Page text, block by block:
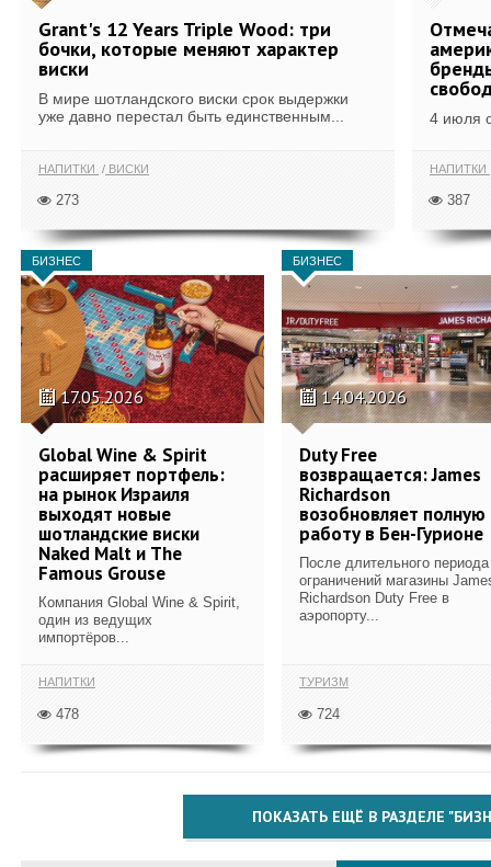
Grant's 12 Years Triple Wood: три
бочки, которые меняют характер
виски
В мире шотландского виски срок выдержки
уже давно перестал быть единственным...
НАПИТКИ ВИСКИ
273
4 июля
НАПИТКИ
387
БИЗНЕС
17.05.2026
Global Wine & Spirit
расширяет портфель:
на рынок Израиля
выходят новые
шотландские виски
Naked Malt и The
Famous Grouse
Компания Global Wine & Spirit,
один из ведущих
импортёров...
НАПИТКИ
478
БИЗНЕС
14.04.2026
Duty Free
возвращается: James
Richardson
возобновляет полную
работу в Бен-Гурионе
После длительного периода
ограничений магазины
Richardson Duty Free в
аэропорту...
ТУРИЗМ
724
ПОКАЗАТЬ ЕЩЁ В РАЗДЕЛЕ